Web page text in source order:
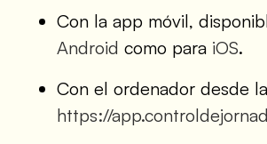
Con la app móvil,
Android como para iOS.
Con el ordenador desde
https://